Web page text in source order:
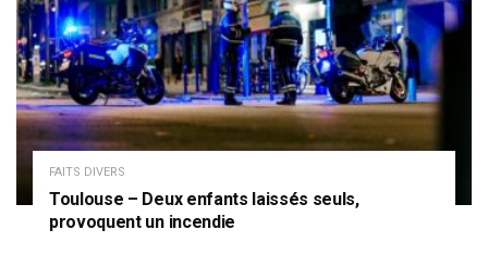
FAITS DIVERS
Toulouse – Deux enfants laissés seuls,
provoquent un incendie